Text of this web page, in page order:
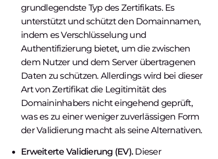
grundlegendste Typ des Zertifikats. Es
unterstützt und schützt den Domainnamen,
indem es Verschlüsselung und
Authentifizierung bietet, um die zwischen
dem Nutzer und dem Server übertragenen
Daten zu schützen. Allerdings wird bei dieser
Art von Zertifikat die Legitimität des
Domaininhabers nicht eingehend geprüft,
was es zu einer weniger zuverlässigen Form
der Validierung macht als seine Alternativen.
Erweiterte Validierung (EV).Dieser